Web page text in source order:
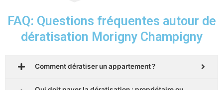
FAQ: Questions fréquentes autour de
dératisation Morigny Champigny
Comment dératiser un appartement ?